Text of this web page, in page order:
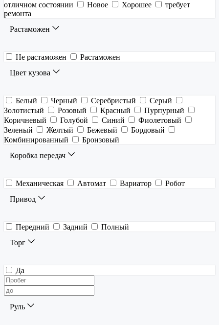
отличном состоянии
Новое Хорошее
требует
ремонта
Растаможен
Не растаможен
Растаможен
Цвет кузова
Белый Черный Серебристый
Серый
Золотистый
Розовый Красный
Пурпурный
Коричневый
Голубой Синий
Фиолетовый
Зеленый
Желтый Бежевый
Бордовый
Комбинированный
Бронзовый
Коробка передач
Механическая Автомат Вариатор
Робот
Привод
Передний Задний
Полный
Торг
Да
Руль